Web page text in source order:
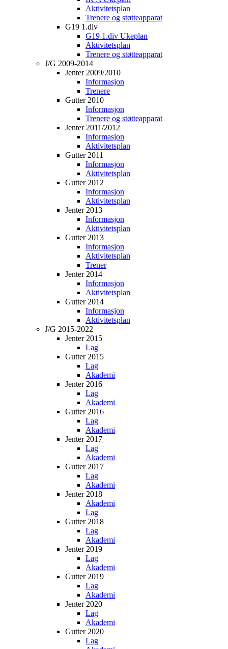
Aktivitetsplan
Trenere og støtteapparat
G19 1.div
G19 1.div Ukeplan
Aktivitetsplan
Trenere og støtteapparat
J/G 2009-2014
Jenter 2009/2010
Informasjon
Trenere
Gutter 2010
Informasjon
Trenere og støtteapparat
Jenter 2011/2012
Informasjon
Aktivitetsplan
Gutter 2011
Informasjon
Aktivitetsplan
Gutter 2012
Informasjon
Aktivitetsplan
Jenter 2013
Informasjon
Aktivitetsplan
Gutter 2013
Informasjon
Aktivitetsplan
Trener
Jenter 2014
Informasjon
Aktivitetsplan
Gutter 2014
Informasjon
Aktivitetsplan
J/G 2015-2022
Jenter 2015
Lag
Gutter 2015
Lag
Akademi
Jenter 2016
Lag
Akademi
Gutter 2016
Lag
Akademi
Jenter 2017
Lag
Akademi
Gutter 2017
Lag
Akademi
Jenter 2018
Akademi
Lag
Gutter 2018
Lag
Akademi
Jenter 2019
Lag
Akademi
Gutter 2019
Lag
Akademi
Jenter 2020
Lag
Akademi
Gutter 2020
Lag